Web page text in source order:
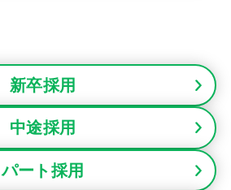
新卒採用
中途採用
パート採用